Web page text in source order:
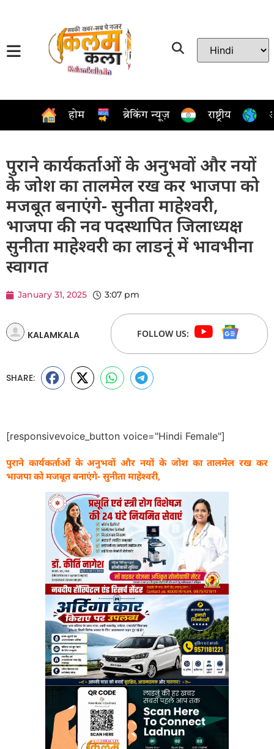
होम ब्रेकिंग न्यूज़ राष्ट्रीय
पुराने कार्यकर्ताओं के अनुभवों और नयों
के जोश का तालमेल रख कर भाजपा को
मजबूत बनाएंगे- सुनीता माहेश्वरी,
भाजपा की नव पदस्थापित जिलाध्यक्ष
सुनीता माहेश्वरी का लाडनूं में भावभीना
स्वागत
January 31, 2025 3:07 pm
KALAMKALA FOLLOW US:
SHARE:
[responsivevoice_button voice="Hindi Female"]
पुराने कार्यकर्ताओं के अनुभवों और नयों के जोश का तालमेल रख कर
भाजपा को मजबूत बनाएंगे- सुनीता माहेश्वरी,